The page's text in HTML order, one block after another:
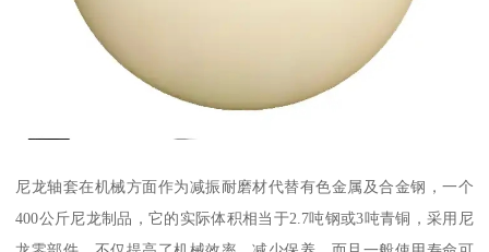
尼龙轴套在机械方面作为减振耐磨材代替有色金属及合金钢，一个
400公斤尼龙制品，它的实际体积相当于2.7吨钢或3吨青铜，采用尼